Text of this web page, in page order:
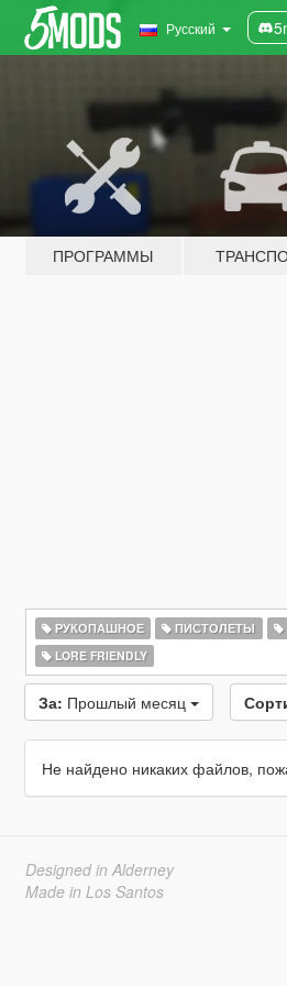
Русский
ПРОГРАММЫ
РУКОПАШНОЕ ПИСТОЛЕТЫ
LORE FRIENDLY
За: Прошлый месяц
Не найдено никаких файлов,
Designed in Alderney
Made in Los Santos